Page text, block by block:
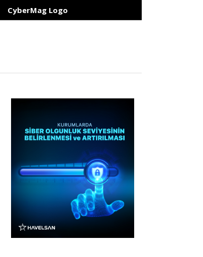
CyberMag Logo